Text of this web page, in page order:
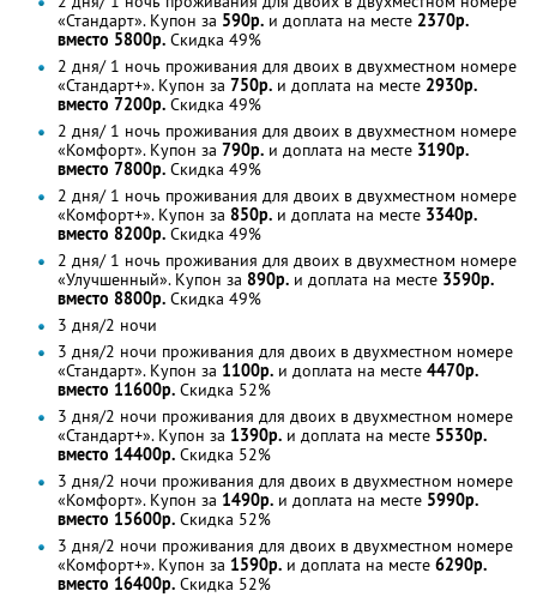
«Стандарт». Купон за 590р. и доплата на месте 2370р.
вместо 5800р. Скидка 49%
2 дня/ 1 ночь проживания для двоих в двухместном номере
«Стандарт+». Купон за 750р. и доплата на месте 2930р.
вместо 7200р. Скидка 49%
2 дня/ 1 ночь проживания для двоих в двухместном номере
«Комфорт». Купон за 790р. и доплата на месте 3190р.
вместо 7800р. Скидка 49%
2 дня/ 1 ночь проживания для двоих в двухместном номере
«Комфорт+». Купон за 850р. и доплата на месте 3340р.
вместо 8200р. Скидка 49%
2 дня/ 1 ночь проживания для двоих в двухместном номере
«Улучшенный». Купон за 890р. и доплата на месте 3590р.
вместо 8800р. Скидка 49%
3 дня/2 ночи
3 дня/2 ночи проживания для двоих в двухместном номере
«Стандарт». Купон за 1100р. и доплата на месте 4470р.
вместо 11600р. Скидка 52%
3 дня/2 ночи проживания для двоих в двухместном номере
«Стандарт+». Купон за 1390р. и доплата на месте 5530р.
вместо 14400р. Скидка 52%
3 дня/2 ночи проживания для двоих в двухместном номере
«Комфорт». Купон за 1490р. и доплата на месте 5990р.
вместо 15600р. Скидка 52%
3 дня/2 ночи проживания для двоих в двухместном номере
«Комфорт+». Купон за 1590р. и доплата на месте 6290р.
вместо 16400р. Скидка 52%